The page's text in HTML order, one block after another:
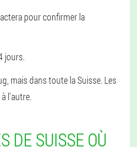
pour confirmer la
jours.
mais dans toute la Suisse. Les
l'autre.
DE SUISSE OÙ